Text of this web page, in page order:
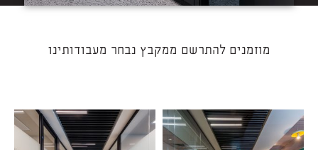
מוזמנים להתרשם ממקבץ נבחר מעבודותינו​